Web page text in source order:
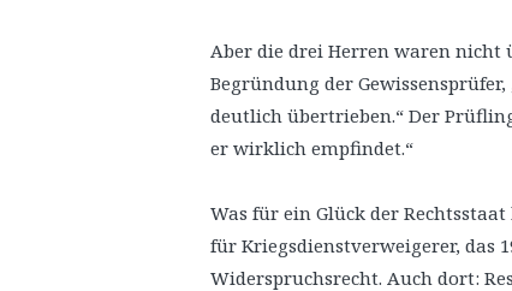
Aber die drei Herren waren nicht
Begründung der
deutlich übertrieben.“ Der
er wirklich empfindet.“
Was für ein Glück der
für Kriegsdienstverweigerer, das
Widerspruchsrecht. Auch dort: